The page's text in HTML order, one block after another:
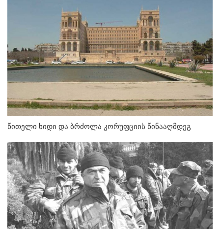
წითელი ხიდი და ბრძოლა კორუფციის წინააღმდეგ